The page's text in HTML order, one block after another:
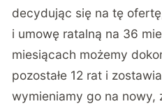
decydując się na tę
i umowę ratalną na 36
miesiącach możemy
pozostałe 12 rat i
wymieniamy go na nowy,